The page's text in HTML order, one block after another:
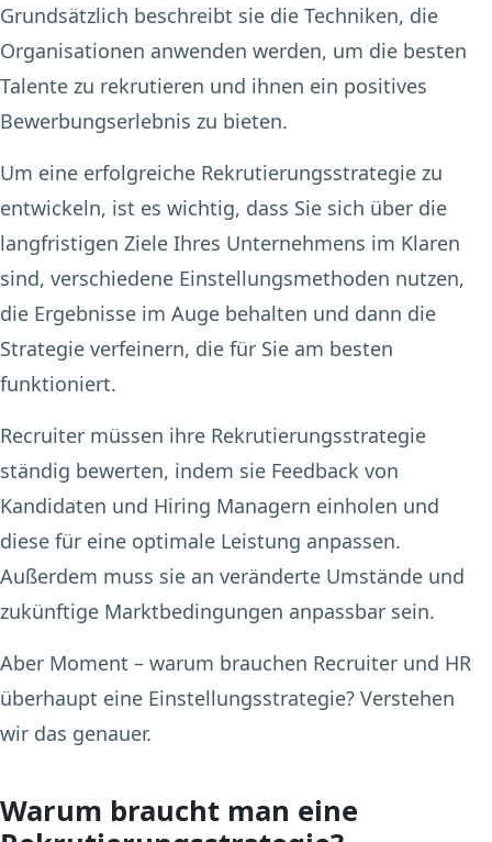
Grundsätzlich beschreibt sie die Techniken, die
Organisationen anwenden werden, um die besten
Talente zu rekrutieren und ihnen ein positives
Bewerbungserlebnis zu bieten.
Um eine erfolgreiche Rekrutierungsstrategie zu
entwickeln, ist es wichtig, dass Sie sich über die
langfristigen Ziele Ihres Unternehmens im Klaren
sind, verschiedene Einstellungsmethoden nutzen,
die Ergebnisse im Auge behalten und dann die
Strategie verfeinern, die für Sie am besten
funktioniert.
Recruiter müssen ihre Rekrutierungsstrategie
ständig bewerten, indem sie Feedback von
Kandidaten und Hiring Managern einholen und
diese für eine optimale Leistung anpassen.
Außerdem muss sie an veränderte Umstände und
zukünftige Marktbedingungen anpassbar sein.
Aber Moment – warum brauchen Recruiter und HR
überhaupt eine Einstellungsstrategie? Verstehen
wir das genauer.
Warum braucht man eine